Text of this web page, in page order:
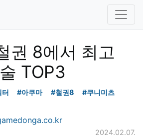
권 8에서 최고
TOP3
터 #아쿠마 #철권8
#쿠니미츠
2024.02.07.